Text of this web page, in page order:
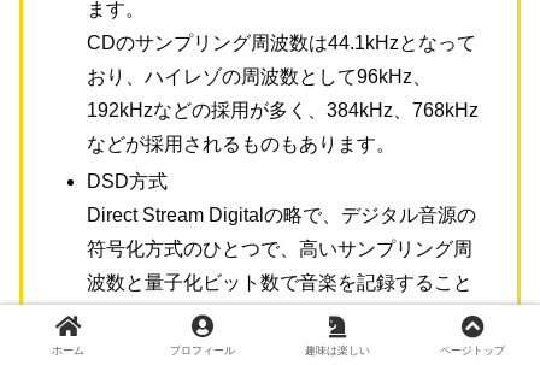
ます。
CDのサンプリング周波数は44.1kHzとなって
おり、ハイレゾの周波数として96kHz、
192kHzなどの採用が多く、384kHz、768kHz
などが採用されるものもあります。
DSD方式
Direct Stream Digitalの略で、デジタル音源の
符号化方式のひとつで、高いサンプリング周
波数と量子化ビット数で音楽を記録すること
で、より自然な音質を実現します。
サンプリング周波数はCDの64倍で
ホーム プロフィール 趣味は楽しい ページトップ